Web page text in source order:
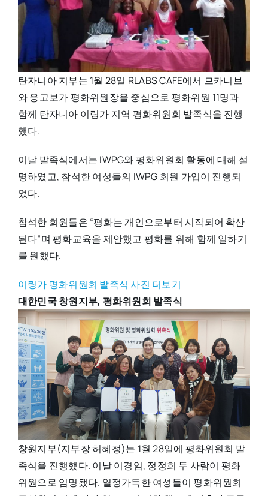
탄자니아 지부는 1월 28일 RLABS CAFE에서 므카니브
와 응고보가 평화위원장을 중심으로 평화위원 11명과
함께 탄자니아 이링가 지역 평화위원회 발족식을 진행
했다.
이날 발족식에서는 IWPG와 평화위원회 활동에 대해 설
명하였고, 참석한 여성들의 IWPG 회원 가입이 진행되
었다.
참석한 회원들은 “평화는 개인으로부터 시작되어 확산
된다”며 평화교육을 제안했고 평화를 위해 함께 일하기
를 원했다.
이링가 평화위원회 발족식 사진 더보기
대한민국 창원지부, 평화위원회 발족식
창원지부(지부장 허혜정)는 1월 28일에 평화위원회 발
족식을 진행했다. 이날 이경임, 정정희 두 사람이 평화
위원으로 임명됐다. 열정가득한 여성들이 평화위원회